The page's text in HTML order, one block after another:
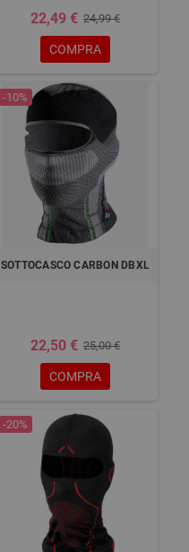
22,49 € 24,99 €
COMPRA
-10%
SOTTOCASCO CARBON DBXL
22,50 € 25,00 €
COMPRA
-20%